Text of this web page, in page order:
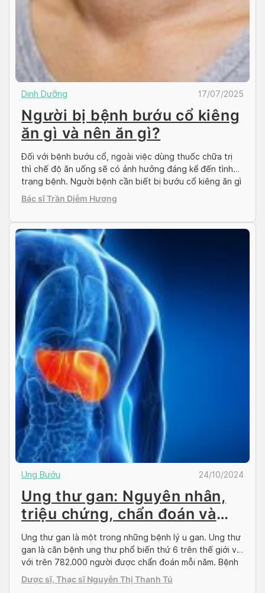
Dinh Dưỡng 17/07/2025
Người bị bệnh bướu cổ kiêng
ăn gì và nên ăn gì?
Đối với bệnh bướu cổ, ngoài việc dùng thuốc chữa trị
thì chế độ ăn uống sẽ có ảnh hưởng đáng kể đến tình
trạng bệnh. Người bệnh cần biết bị bướu cổ kiêng ăn gì
và nên ăn gì để đẩy lùi và ngăn chặn bệnh tái phát. Hãy
cùng Docosan tìm hiểu trong […]
Bác sĩ Trần Diễm Hương
Ung Bướu 24/10/2024
Ung thư gan: Nguyên nhân,
triệu chứng, chẩn đoán và
điều trị
Ung thư gan là một trong những bệnh lý u gan. Ung thư
gan là căn bệnh ung thư phổ biến thứ 6 trên thế giới với
với trên 782.000 người được chẩn đoán mỗi năm. Bệnh
gặp ở mọi quốc gia, mọi chủng tộc. Cùng Docosan tìm
hiểu về căn bệnh nguy hiểm này […]
Dược sĩ, Thạc sĩ Nguyễn Thị Thanh Tú